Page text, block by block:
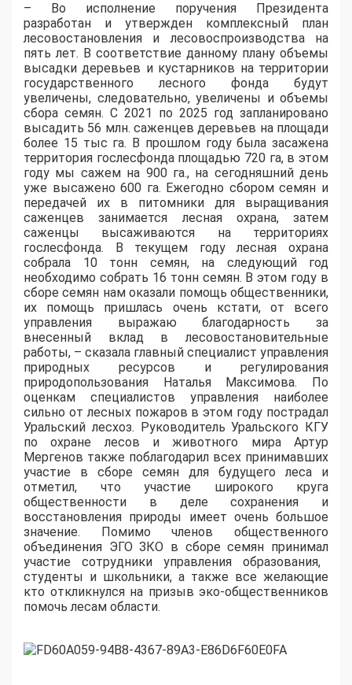
– Во исполнение поручения Президента
разработан и утвержден комплексный план
лесовостановления илесовоспроизводствана
пять лет. В соответствие данному плану объемы
высадки деревьев и кустарников на территории
государственного лесного фонда будут
увеличены, следовательно, увеличены и объемы
сбора семян. С 2021 по 2025 год запланировано
высадить 56 млн. саженцев деревьев на площади
более 15 тыс га. В прошлом году была засажена
территория гослесфондаплощадью 720 га, в этом
году мы сажем на 900 га., на сегодняшний день
уже высажено 600 га. Ежегодно сбором семян и
передачей их в питомники для выращивания
саженцев занимается лесная охрана, затем
саженцы высаживаются на территориях
гослесфонда. В текущем году лесная охрана
собрала 10 тонн семян, на следующий год
необходимо собрать 16 тонн семян. В этом году в
сборе семян нам оказали помощь общественники,
их помощь пришлась очень кстати, от всего
управления выражаю благодарность за
внесенный вклад влесовостановительные
работы, – сказала главный специалист управления
природных ресурсов и регулирования
природопользования Наталья Максимова. По
оценкам специалистов управления наиболее
сильно от лесных пожаров в этом году пострадал
Уральский лесхоз. Руководитель Уральского КГУ
по охране лесов и животного мира Артур
Мергенов также поблагодарил всех принимавших
участие в сборе семян для будущего леса и
отметил, что участие широкого круга
общественности в деле сохранения и
восстановления природы имеет очень большое
значение. Помимо членов общественного
объединения ЭГО ЗКО в сборе семян принимал
участие сотрудники управления образования,
студенты и школьники, а также все желающие
кто откликнулся на призыв эко-общественников
помочьлесам области.